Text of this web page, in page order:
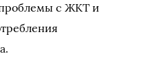
проблемы с ЖКТ и